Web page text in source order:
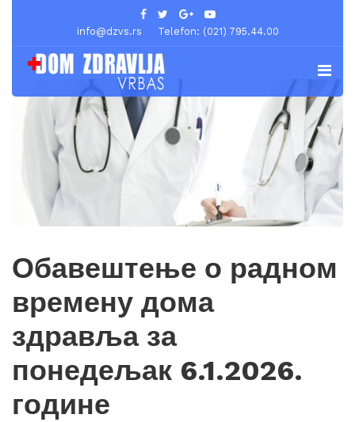
info@dzvs.rs Telefon: (021) 795.44.00
Обавештење о радном
времену дома
здравља за
понедељак 6.1.2026.
године